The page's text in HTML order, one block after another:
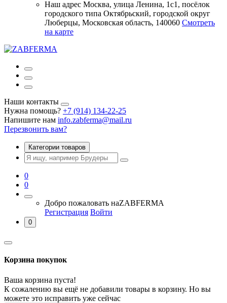
Наш адрес Москва, улица Ленина, 1с1, посёлок
городского типа Октябрьский, городской округ
Люберцы, Московская область, 140060 Смотреть
на карте
Наши контакты
Нужна помощь? +7 (914) 134-22-25
Напишите нам info.zabferma@mail.ru
Перезвонить вам?
Категории товаров
0
0
Добро пожаловать наZABFERMA
Регистрация Войти
0
Корзина покупок
Ваша корзина пуста!
К сожалению вы ещё не добавили товары в корзину. Но вы
можете это исправить уже сейчас